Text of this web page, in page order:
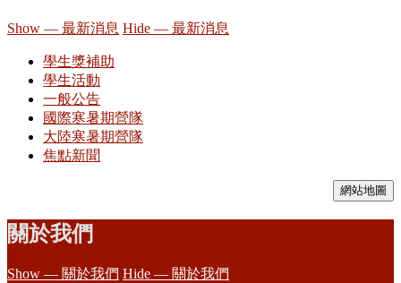
Show — 最新消息 Hide — 最新消息
學生獎補助
學生活動
一般公告
國際寒暑期營隊
大陸寒暑期營隊
焦點新聞
網站地圖
關於我們
Show — 關於我們 Hide — 關於我們